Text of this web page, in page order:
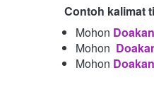
Contoh kalimat
Mohon Doakan
Mohon
Mohon Doakan